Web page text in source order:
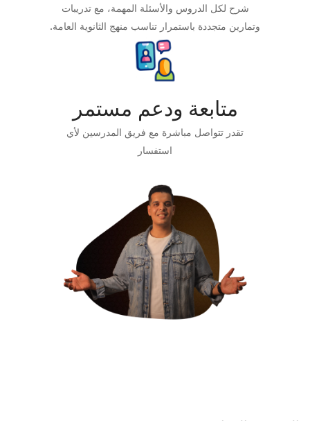
شرح لكل الدروس والأسئلة المهمة، مع تدريبات
وتمارين متجددة باستمرار تناسب منهج الثانوية العامة.
متابعة ودعم مستمر
تقدر تتواصل مباشرة مع فريق المدرسين لأي
استفسار